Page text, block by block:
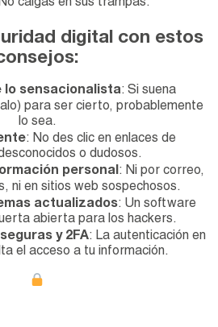
caigas en sus trampas.
digital con estos
lo sensacionalista: Si suena
para ser cierto, probablemente
lo sea.
: No des clic en enlaces de
o dudosos.
personal: Ni por correo,
ni en sitios web sospechosos.
actualizados: Un software
abierta para los hackers.
y 2FA: La autenticación en
el acceso a tu información.